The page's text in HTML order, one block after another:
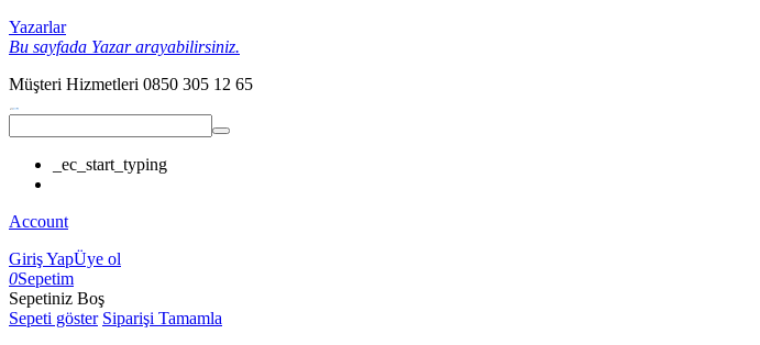
Yazarlar
Bu sayfada Yazar arayabilirsiniz.
Müşteri Hizmetleri 0850 305 12 65
_ec_start_typing
Account
Giriş YapÜye ol
0Sepetim
Sepetiniz Boş
Sepeti göster Siparişi Tamamla